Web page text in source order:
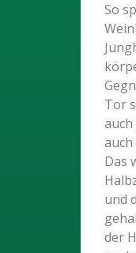
So
Tor
Das
und
der